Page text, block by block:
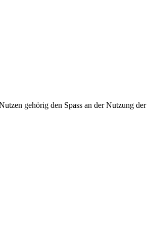
gehörig den Spass an der Nutzung